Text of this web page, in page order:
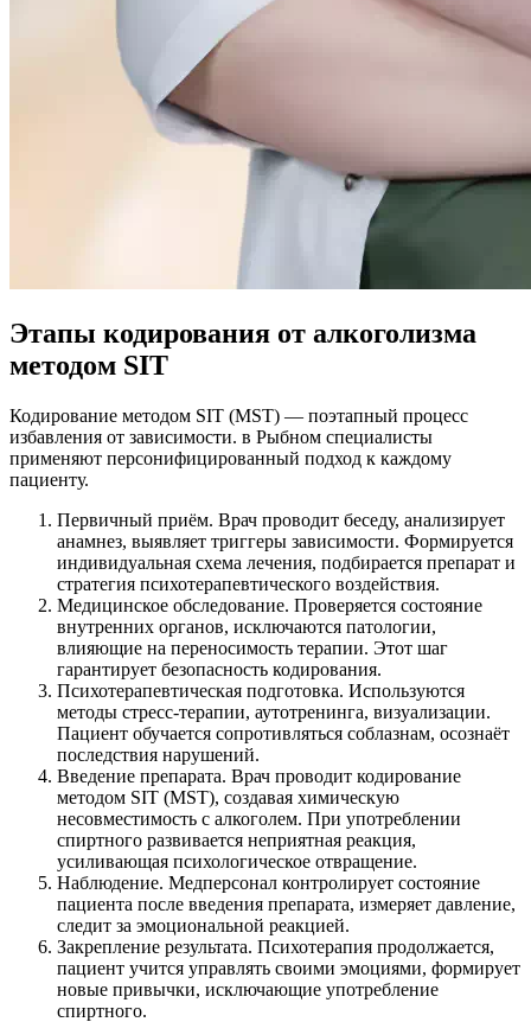
Этапы кодирования от алкоголизма
методом SIT
Кодирование методом SIT (MST) — поэтапный процесс
избавления от зависимости. в Рыбном специалисты
применяют персонифицированный подход к каждому
пациенту.
Первичный приём. Врач проводит беседу, анализирует
анамнез, выявляет триггеры зависимости. Формируется
индивидуальная схема лечения, подбирается препарат и
стратегия психотерапевтического воздействия.
Медицинское обследование. Проверяется состояние
внутренних органов, исключаются патологии,
влияющие на переносимость терапии. Этот шаг
гарантирует безопасность кодирования.
Психотерапевтическая подготовка. Используются
методы стресс-терапии, аутотренинга, визуализации.
Пациент обучается сопротивляться соблазнам, осознаёт
последствия нарушений.
Введение препарата. Врач проводит кодирование
методом SIT (MST), создавая химическую
несовместимость с алкоголем. При употреблении
спиртного развивается неприятная реакция,
усиливающая психологическое отвращение.
Наблюдение. Медперсонал контролирует состояние
пациента после введения препарата, измеряет давление,
следит за эмоциональной реакцией.
Закрепление результата. Психотерапия продолжается,
пациент учится управлять своими эмоциями, формирует
новые привычки, исключающие употребление
спиртного.